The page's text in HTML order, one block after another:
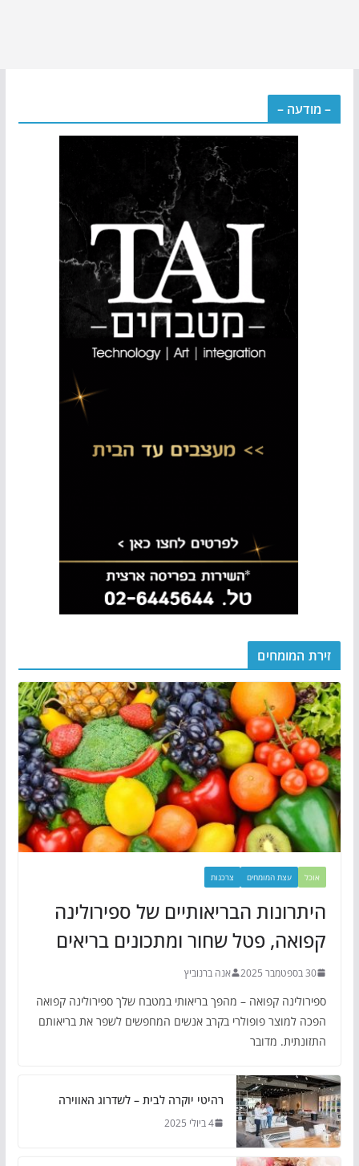
– מודעה –
זירת המומחים
אוכל עצת המומחים צרכנות
היתרונות הבריאותיים של ספירולינה
קפואה, פטל שחור ומתכונים בריאים
30 בספטמבר 2025 אנה ברנוביץ
ספירולינה קפואה – מהפך בריאותי במטבח שלך ספירולינה קפואה
הפכה למוצר פופולרי בקרב אנשים המחפשים לשפר את בריאותם
התזונתית. מדובר
רהיטי יוקרה לבית – לשדרוג האווירה
4 ביולי 2025